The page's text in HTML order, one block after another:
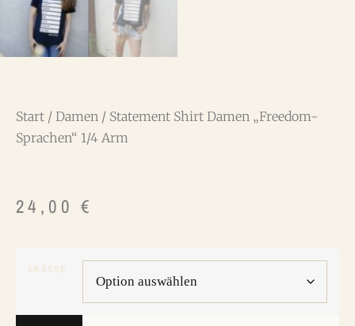
Start / Damen / Statement Shirt Damen „Freedom-
Sprachen“ 1/4 Arm
24,00€
GRÖSSE